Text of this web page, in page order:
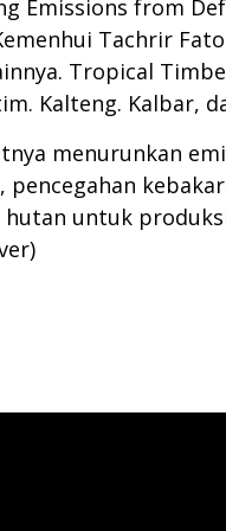
Emissions from
Tachrir
Tropical
Kalteng. Kalbar,
menurunkan
untuk